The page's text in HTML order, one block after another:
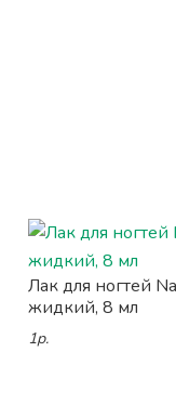
Лак для ногтей
жидкий, 8 мл
1р.